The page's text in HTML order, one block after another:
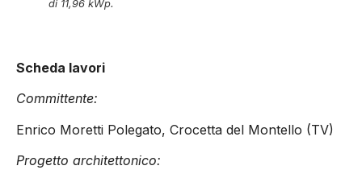
di 11,96 kWp.
Scheda lavori
Committente:
Enrico Moretti Polegato, Crocetta del Montello (TV)
Progetto architettonico: